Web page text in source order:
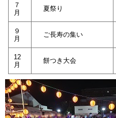
７
月
夏祭り
９
月
ご長寿の集い
12
月
餅つき大会